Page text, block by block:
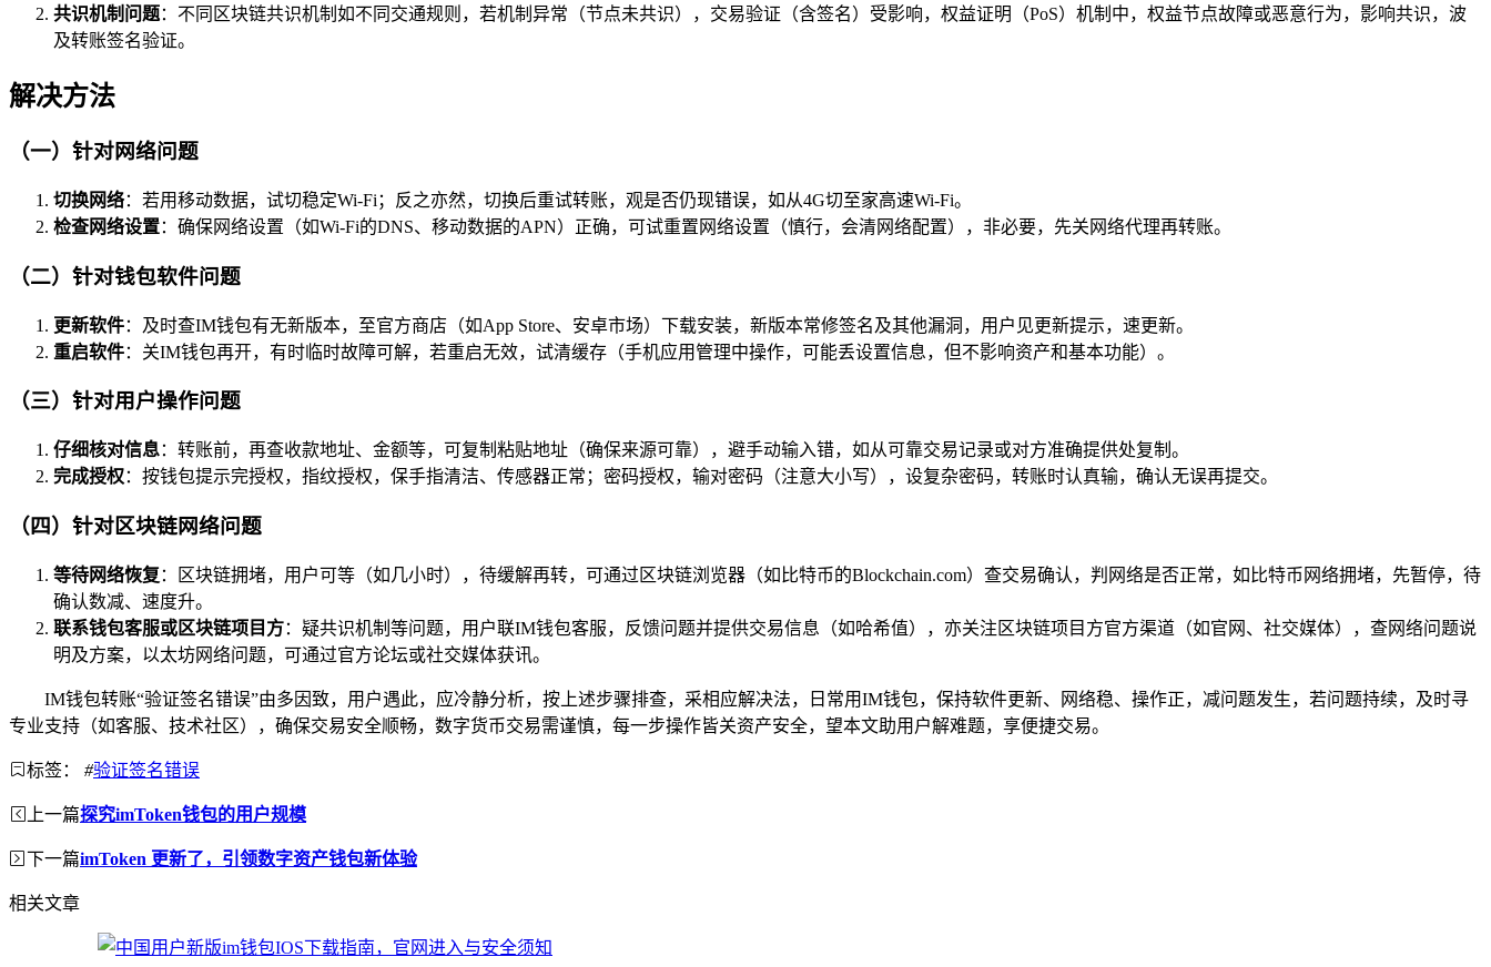
共识机制问题：不同区块链共识机制如不同交通规则，若机制异常（节点未共识），交易验证（含签名）受影响，权益证明（PoS）机制中，权益节点故障或恶意行为，影响共识，波
及转账签名验证。
解决方法
（一）针对网络问题
切换网络：若用移动数据，试切稳定Wi-Fi；反之亦然，切换后重试转账，观是否仍现错误，如从4G切至家高速Wi-Fi。
检查网络设置：确保网络设置（如Wi-Fi的DNS、移动数据的APN）正确，可试重置网络设置（慎行，会清网络配置），非必要，先关网络代理再转账。
（二）针对钱包软件问题
更新软件：及时查IM钱包有无新版本，至官方商店（如App Store、安卓市场）下载安装，新版本常修签名及其他漏洞，用户见更新提示，速更新。
重启软件：关IM钱包再开，有时临时故障可解，若重启无效，试清缓存（手机应用管理中操作，可能丢设置信息，但不影响资产和基本功能）。
（三）针对用户操作问题
仔细核对信息：转账前，再查收款地址、金额等，可复制粘贴地址（确保来源可靠），避手动输入错，如从可靠交易记录或对方准确提供处复制。
完成授权：按钱包提示完授权，指纹授权，保手指清洁、传感器正常；密码授权，输对密码（注意大小写），设复杂密码，转账时认真输，确认无误再提交。
（四）针对区块链网络问题
等待网络恢复 ：区块链拥堵，用户可等（如几小时），待缓解再转，可通过区块链浏览器（如比特币的Blockchain.com）查交易确认，判网络是否正常，如比特币网络拥堵，先暂停，待
确认数减、速度升。
联系钱包客服或区块链项目方：疑共识机制等问题，用户联IM钱包客服，反馈问题并提供交易信息（如哈希值），亦关注区块链项目方官方渠道（如官网、社交媒体），查网络问题说
明及方案，以太坊网络问题，可通过官方论坛或社交媒体获讯。
IM钱包转账“验证签名错误”由多因致，用户遇此，应冷静分析，按上述步骤排查，采相应解决法，日常用IM钱包，保持软件更新、网络稳、操作正，减问题发生，若问题持续，及时寻
专业支持（如客服、技术社区），确保交易安全顺畅，数字货币交易需谨慎，每一步操作皆关资产安全，望本文助用户解难题，享便捷交易。
标签： #验证签名错误
上一篇探究imToken钱包的用户规模
下一篇imToken 更新了，引领数字资产钱包新体验
相关文章